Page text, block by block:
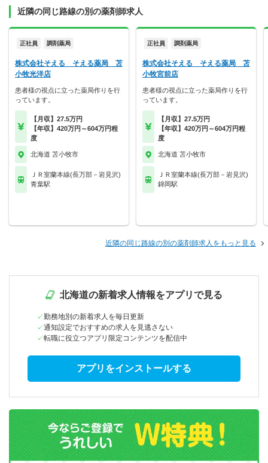
近隣の同じ路線の別の薬剤師求人
正社員 調剤薬局
株式会社そえる そえる薬局 苫
小牧光洋店
患者様の視点に立った薬局作りを行
っています。
【月収】27.5万円
【年収】420万円～604万円程
度
北海道 苫小牧市
ＪＲ室蘭本線(長万部－岩見沢)
青葉駅
正社員 調剤薬局
株式会社そえる そえる薬局 苫
小牧宮前店
患者様の視点に立った薬局作りを行
っています。
【月収】27.5万円
【年収】420万円～604万円程
度
北海道 苫小牧市
ＪＲ室蘭本線(長万部－岩見沢)
錦岡駅
近隣の同じ路線の別の薬剤師求人をもっと見る
北海道の新着求人情報をアプリで見る
勤務地別の新着求人を毎日更新
通知設定でおすすめの求人を見逃さない
転職に役立つアプリ限定コンテンツを配信中
アプリをインストールする